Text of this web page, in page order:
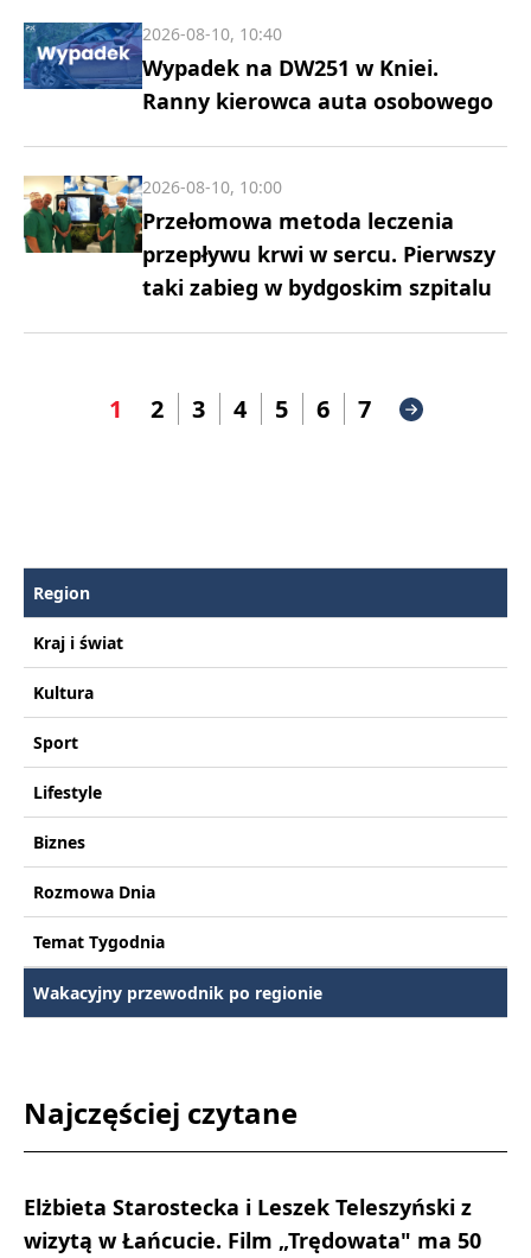
Wypadek na DW251 w Kniei.
Ranny kierowca auta osobowego
2026-08-10, 10:40
Przełomowa metoda leczenia
przepływu krwi w sercu. Pierwszy
taki zabieg w bydgoskim szpitalu
2026-08-10, 10:00
1 2 3 4 5 6 7
Region
Kraj i świat
Kultura
Sport
Lifestyle
Biznes
Rozmowa Dnia
Temat Tygodnia
Wakacyjny przewodnik po regionie
Najczęściej czytane
Elżbieta Starostecka i Leszek Teleszyński z
wizytą w Łańcucie. Film „Trędowata" ma 50